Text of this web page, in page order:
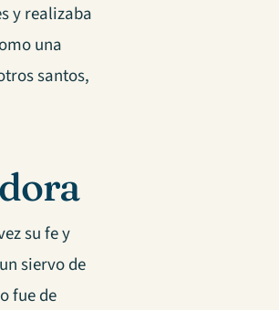
y realizaba
una
santos,
su fe y
siervo de
fue de